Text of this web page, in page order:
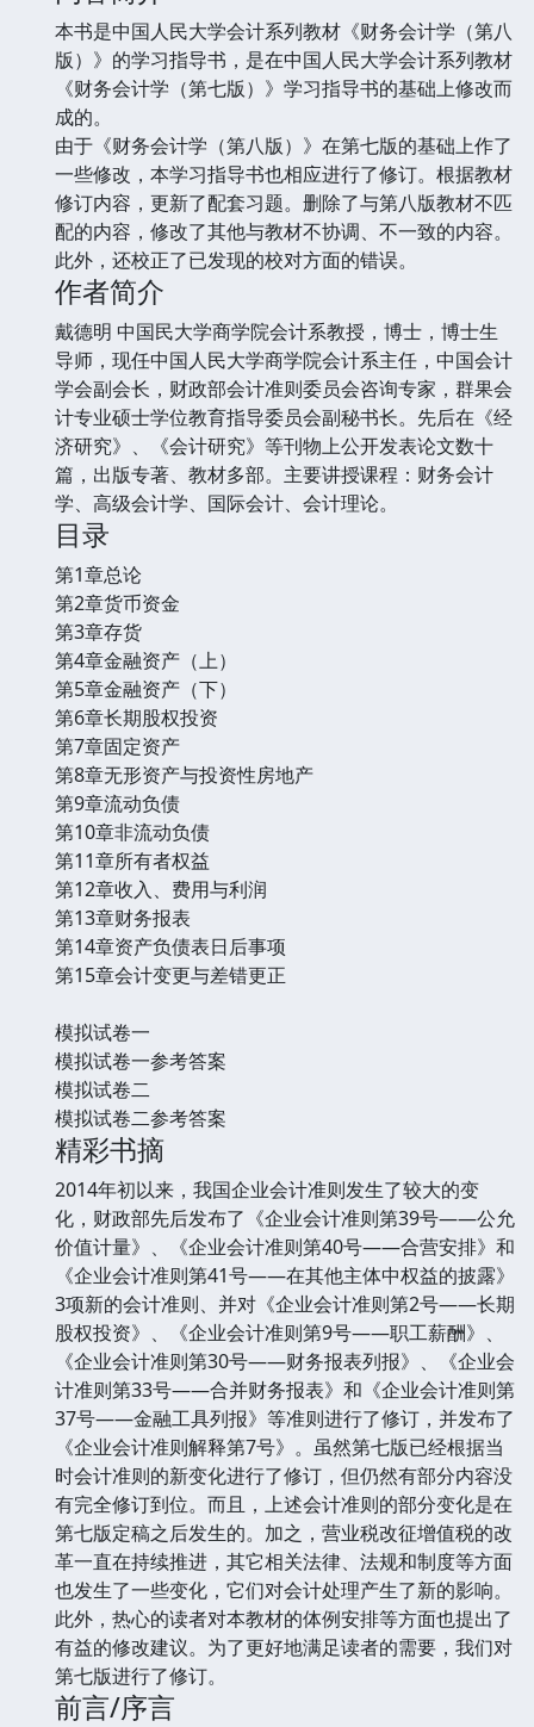
本书是中国人民大学会计系列教材《财务会计学（第八
版）》的学习指导书，是在中国人民大学会计系列教材
《财务会计学（第七版）》学习指导书的基础上修改而
成的。
由于《财务会计学（第八版）》在第七版的基础上作了
一些修改，本学习指导书也相应进行了修订。根据教材
修订内容，更新了配套习题。删除了与第八版教材不匹
配的内容，修改了其他与教材不协调、不一致的内容。
此外，还校正了已发现的校对方面的错误。
作者简介
戴德明 中国民大学商学院会计系教授，博士，博士生
导师，现任中国人民大学商学院会计系主任，中国会计
学会副会长，财政部会计准则委员会咨询专家，群果会
计专业硕士学位教育指导委员会副秘书长。先后在《经
济研究》、《会计研究》等刊物上公开发表论文数十
篇，出版专著、教材多部。主要讲授课程：财务会计
学、高级会计学、国际会计、会计理论。
目录
第1章总论
第2章货币资金
第3章存货
第4章金融资产（上）
第5章金融资产（下）
第6章长期股权投资
第7章固定资产
第8章无形资产与投资性房地产
第9章流动负债
第10章非流动负债
第11章所有者权益
第12章收入、费用与利润
第13章财务报表
第14章资产负债表日后事项
第15章会计变更与差错更正
模拟试卷一
模拟试卷一参考答案
模拟试卷二
模拟试卷二参考答案
精彩书摘
2014年初以来，我国企业会计准则发生了较大的变
化，财政部先后发布了《企业会计准则第39号——公允
价值计量》、《企业会计准则第40号——合营安排》和
《企业会计准则第41号——在其他主体中权益的披露》
3项新的会计准则、并对《企业会计准则第2号——长期
股权投资》、《企业会计准则第9号——职工薪酬》、
《企业会计准则第30号——财务报表列报》、《企业会
计准则第33号——合并财务报表》和《企业会计准则第
37号——金融工具列报》等准则进行了修订，并发布了
《企业会计准则解释第7号》。虽然第七版已经根据当
时会计准则的新变化进行了修订，但仍然有部分内容没
有完全修订到位。而且，上述会计准则的部分变化是在
第七版定稿之后发生的。加之，营业税改征增值税的改
革一直在持续推进，其它相关法律、法规和制度等方面
也发生了一些变化，它们对会计处理产生了新的影响。
此外，热心的读者对本教材的体例安排等方面也提出了
有益的修改建议。为了更好地满足读者的需要，我们对
第七版进行了修订。
前言/序言